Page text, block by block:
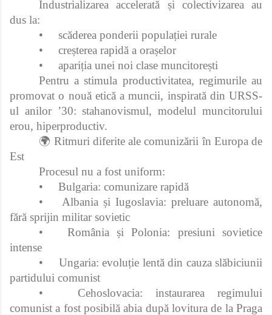
Industrializarea accelerată și colectivizarea au
dus la:
•
scăderea ponderii populației rurale
•
creșterea rapidă a orașelor
•
apariția unei noi clase muncitorești
Pentru a stimula productivitatea, regimurile au
promovat o nouă etică a muncii, inspirată din URSS-
ul anilor ’30: stahanovismul, modelul muncitorului
erou, hiperproductiv.
🌍 Ritmuri diferite ale comunizării în Europa de
Est
Procesul nu a fost uniform:
•
Bulgaria: comunizare rapidă
•
Albania și Iugoslavia: preluare autonomă,
fără sprijin militar sovietic
•
România și Polonia: presiuni sovietice
intense
•
Ungaria: evoluție lentă din cauza slăbiciunii
partidului comunist
•
Cehoslovacia: instaurarea regimului
comunist a fost posibilă abia după lovitura de la Praga